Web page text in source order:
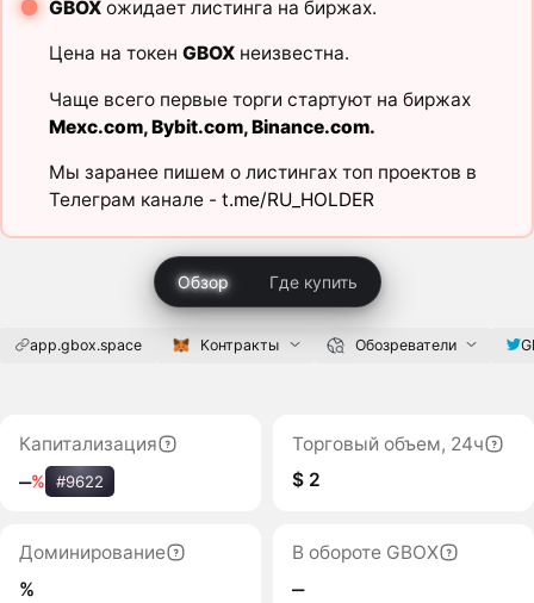
GBOXожидает листинга на биржах.
Цена на токен GBOXнеизвестна.
Чаще всего первые торги стартуют на биржах
Mexc.com,Bybit.com,Binance.com.
Мы заранее пишем о листингах топ проектов в
Телеграм канале - t.me/RU_HOLDER
Обзор Где купить
app.gbox.space Контракты Обозреватели
Капитализация
‒% #9622
Торговый объем, 24ч
$ 2
Доминирование
%
В обороте GBOX
‒